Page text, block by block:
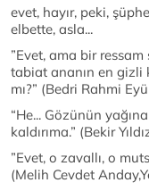
evet, hayır, peki,
elbette, asla...
”Evet, ama bir
tabiat ananın en gizli
mı?” (Bedri Rahmi
“He... Gözünün
kaldırıma.” (Bekir
”Evet, o zavallı, o
(Melih Cevdet